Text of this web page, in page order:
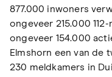
877.000 inwoners
ongeveer 215.000
ongeveer 154.000
Elmshorn een van de
230 meldkamers in